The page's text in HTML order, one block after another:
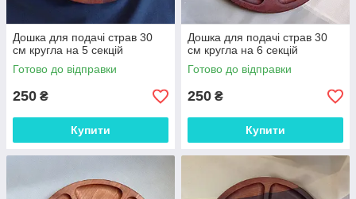
Дошка для подачі страв 30
см кругла на 5 секцій
Готово до відправки
250 ₴
Купити
Дошка для подачі страв 30
см кругла на 6 секцій
Готово до відправки
250 ₴
Купити